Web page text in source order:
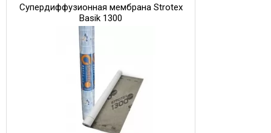
Супердиффузионная мембрана Strotex
Basik 1300